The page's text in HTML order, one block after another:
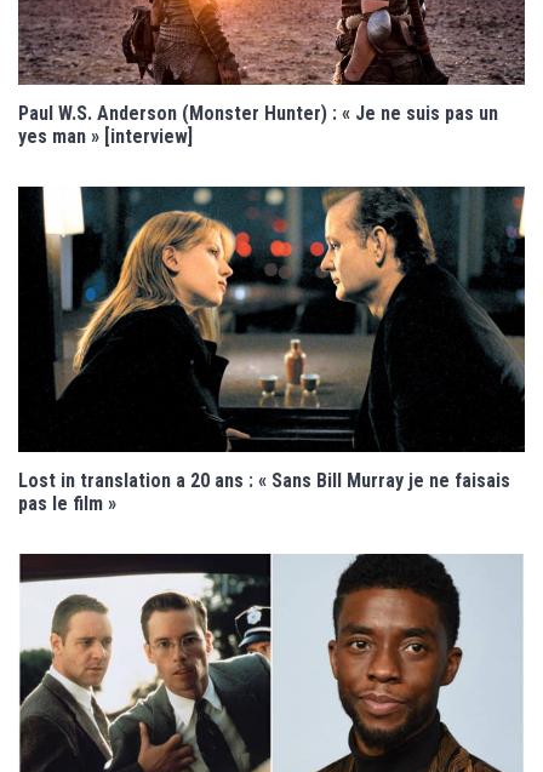
Paul W.S. Anderson (Monster Hunter) : « Je ne suis pas un
yes man » [interview]
Lost in translation a 20 ans : « Sans Bill Murray je ne faisais
pas le film »